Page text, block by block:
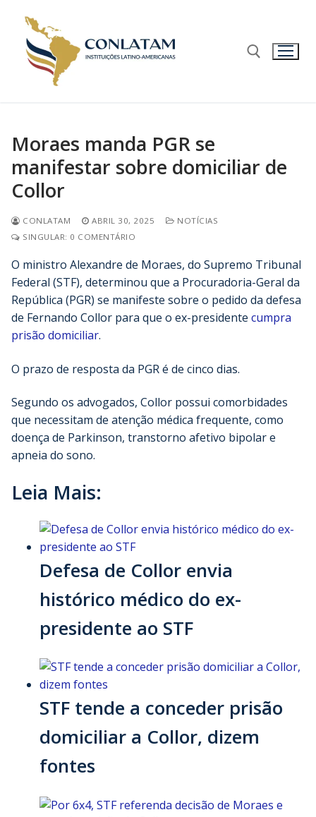
Moraes manda PGR se
manifestar sobre domiciliar de
Collor
CONLATAM ABRIL 30, 2025
NOTÍCIAS
SINGULAR: 0 COMENTÁRIO
O ministro Alexandre de Moraes, do Supremo Tribunal
Federal (STF), determinou que a Procuradoria-Geral da
República (PGR) se manifeste sobre o pedido da defesa
de Fernando Collor para que o ex-presidente cumpra
prisão domiciliar.
O prazo de resposta da PGR é de cinco dias.
Segundo os advogados, Collor possui comorbidades
que necessitam de atenção médica frequente, como
doença de Parkinson, transtorno afetivo bipolar e
apneia do sono.
Leia Mais:
Defesa de Collor envia
histórico médico do ex-
presidente ao STF
STF tende a conceder prisão
domiciliar a Collor, dizem
fontes